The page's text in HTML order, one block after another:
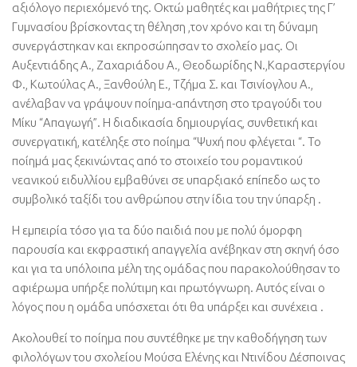
αξιόλογο περιεχόμενό της. Οκτώ μαθητές και μαθήτριες της Γ’
Γυμνασίου βρίσκοντας τη θέληση ,τον χρόνο και τη δύναμη
συνεργάστηκαν και εκπροσώπησαν το σχολείο μας. Οι
Αυξεντιάδης Α., Ζαχαριάδου Α., Θεοδωρίδης Ν.,Καραστεργίου
Φ., Κωτούλας Α., Ξανθούλη Ε., Τζήμα Σ. και Τσινίογλου Α.,
ανέλαβαν να γράψουν ποίημα-απάντηση στο τραγούδι του
Μίκυ “Απαγωγή”. Η διαδικασία δημιουργίας, συνθετική και
συνεργατική, κατέληξε στο ποίημα “Ψυχή που φλέγεται “. Το
ποίημά μας ξεκινώντας από το στοιχείο του ρομαντικού
νεανικού ειδυλλίου εμβαθύνει σε υπαρξιακό επίπεδο ως το
συμβολικό ταξίδι του ανθρώπου στην ίδια του την ύπαρξη .
Η εμπειρία τόσο για τα δύο παιδιά που με πολύ όμορφη
παρουσία και εκφραστική απαγγελία ανέβηκαν στη σκηνή όσο
και για τα υπόλοιπα μέλη της ομάδας που παρακολούθησαν το
αφιέρωμα υπήρξε πολύτιμη και πρωτόγνωρη. Αυτός είναι ο
λόγος που η ομάδα υπόσχεται ότι θα υπάρξει και συνέχεια .
Ακολουθεί το ποίημα που συντέθηκε με την καθοδήγηση των
φιλολόγων του σχολείου Μούσα Ελένης και Ντινίδου Δέσποινας